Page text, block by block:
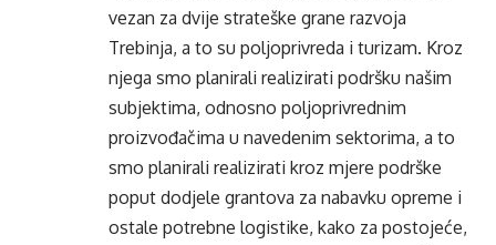
vezan za dvije strateške grane razvoja
Trebinja, a to su poljoprivreda i turizam. Kroz
njega smo planirali realizirati podršku našim
subjektima, odnosno poljoprivrednim
proizvođačima u navedenim sektorima, a to
smo planirali realizirati kroz mjere podrške
poput dodjele grantova za nabavku opreme i
ostale potrebne logistike, kako za postojeće,